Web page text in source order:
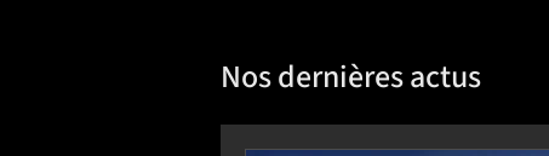
Nos dernières actus